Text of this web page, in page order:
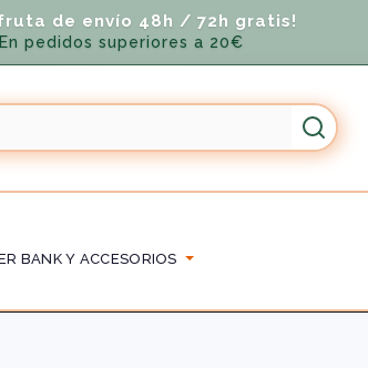
de envío 48h / 72h gratis!
En pedidos superiores a 20€
BANK Y ACCESORIOS